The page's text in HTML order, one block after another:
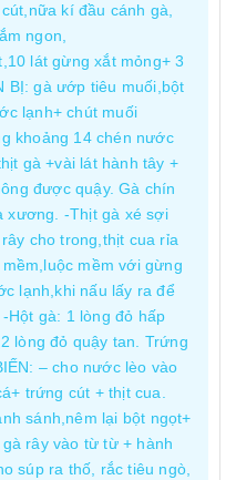
kí đầu cánh gà,
ngon,
lát gừng xắt mỏng+ 3
BỊ: gà ướp tiêu muối,bột
lạnh+ chút muối
khoảng 14 chén nước
gà +vài lát hành tây +
được quậy. Gà chín
xương. -Thịt gà xé sợi
cho trong,thịt cua rỉa
mềm với gừng
lạnh,khi nấu lấy ra để
Hột gà: 1 lòng đỏ hấp
lòng đỏ quậy tan. Trứng
– cho nước lèo vào
trứng cút + thịt cua.
sánh,nêm lại bột ngọt+
rây vào từ từ + hành
súp ra thố, rắc tiêu ngò,